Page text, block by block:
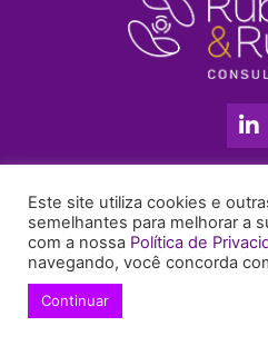
L
i
n
e
d
i
n
+55 11
Este site utiliza cookies e
semelhantes para melhorar a
com a nossa Política de
navegando, você concorda
Continuar